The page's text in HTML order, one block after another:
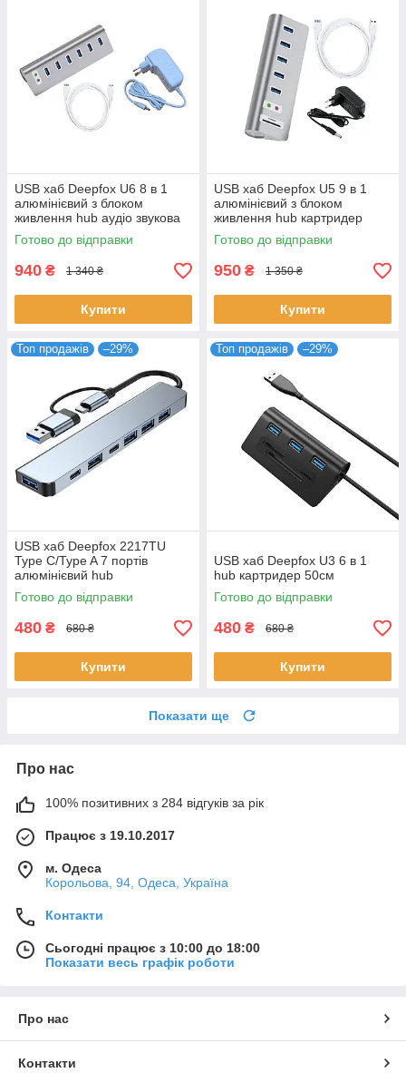
USB хаб Deepfox U6 8 в 1
алюмінієвий з блоком
живлення hub аудіо звукова
карта
Готово до відправки
940 ₴ 1 340 ₴
Купити
USB хаб Deepfox U5 9 в 1
алюмінієвий з блоком
живлення hub картридер
аудіо звукова карта
Готово до відправки
950 ₴ 1 350 ₴
Купити
Топ продажів –29%
USB хаб Deepfox 2217TU
Type C/Type A 7 портів
алюмінієвий hub
концентратор
Готово до відправки
480 ₴ 680 ₴
Купити
Топ продажів –29%
USB хаб Deepfox U3 6 в 1
hub картридер 50см
Готово до відправки
480 ₴ 680 ₴
Купити
Показати ще
Про нас
100% позитивних з 284 відгуків за рік
Працює з 19.10.2017
м. Одеса
Корольова, 94, Одеса, Україна
Контакти
Сьогодні працює з 10:00 до 18:00
Показати весь графік роботи
Про нас
Контакти